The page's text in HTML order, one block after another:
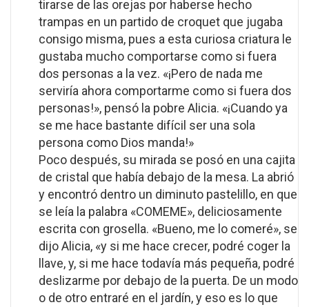
tirarse de las orejas por haberse hecho
trampas en un partido de croquet que jugaba
consigo misma, pues a esta curiosa criatura le
gustaba mucho comportarse como si fuera
dos personas a la vez. «¡Pero de nada me
serviría ahora comportarme como si fuera dos
personas!», pensó la pobre Alicia. «¡Cuando ya
se me hace bastante difícil ser una sola
persona como Dios manda!»
Poco después, su mirada se posó en una cajita
de cristal que había debajo de la mesa. La abrió
y encontró dentro un diminuto pastelillo, en que
se leía la palabra «COMEME», deliciosamente
escrita con grosella. «Bueno, me lo comeré», se
dijo Alicia, «y si me hace crecer, podré coger la
llave, y, si me hace todavía más pequeña, podré
deslizarme por debajo de la puerta. De un modo
o de otro entraré en el jardín, y eso es lo que